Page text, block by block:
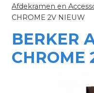
Afdekramen en
CHROME 2V NIEUW
BERKER
CHROME